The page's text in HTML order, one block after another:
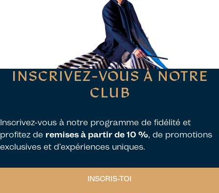
INSCRIVEZ-VOUS À NOTRE
CLUB
Inscrivez-vous à notre programme de fidélité et
profitez de remises à partir de 10 %, de promotions
exclusives et d’expériences uniques.
INSCRIS-TOI